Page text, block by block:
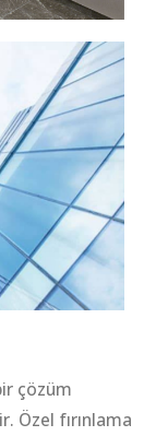
çözüm
Özel fırınlama